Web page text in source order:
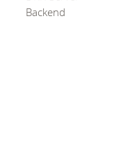
Backend